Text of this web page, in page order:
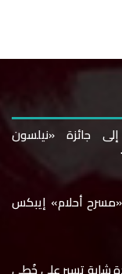
جائزة «نيلسون
أحلام» إيبكس
شابة تسير على خُطى